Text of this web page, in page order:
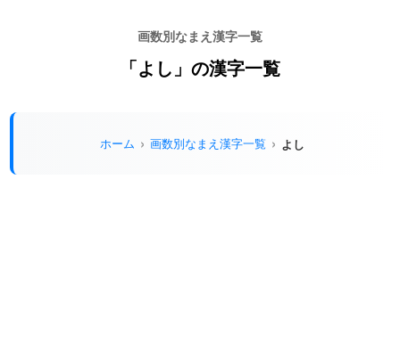
画数別なまえ漢字一覧
「よし」の漢字一覧
ホーム 画数別なまえ漢字一覧 よし